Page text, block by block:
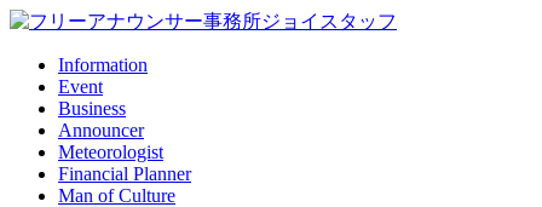
Information
Event
Business
Announcer
Meteorologist
Financial Planner
Man of Culture